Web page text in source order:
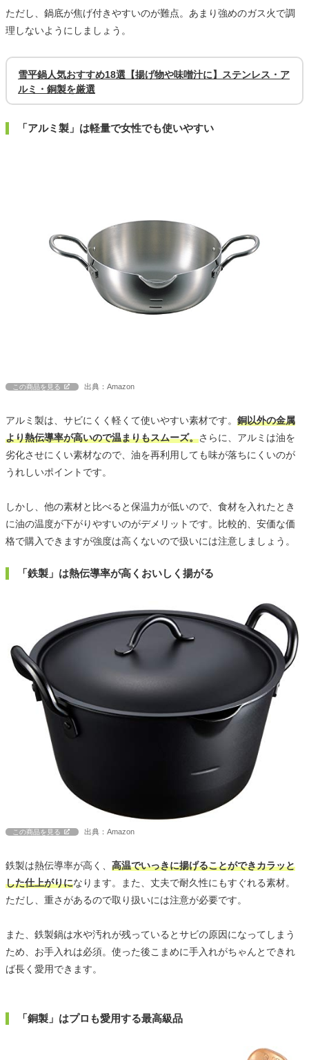
ただし、鍋底が焦げ付きやすいのが難点。あまり強めのガス火で調
理しないようにしましょう。
雪平鍋人気おすすめ18選【揚げ物や味噌汁に】ステンレス・ア
ルミ・銅製を厳選
「アルミ製」は軽量で女性でも使いやすい
この商品を見る 出典：Amazon
アルミ製は、サビにくく軽くて使いやすい素材です。 銅以外の金属
より熱伝導率が高いので温まりもスムーズ。さらに、アルミは油を
劣化させにくい素材なので、油を再利用しても味が落ちにくいのが
うれしいポイントです。
しかし、他の素材と比べると保温力が低いので、食材を入れたとき
に油の温度が下がりやすいのがデメリットです。比較的、安価な価
格で購入できますが強度は高くないので扱いには注意しましょう。
「鉄製」は熱伝導率が高くおいしく揚がる
この商品を見る 出典：Amazon
鉄製は熱伝導率が高く、 高温でいっきに揚げることができカラッと
した仕上がりになります。また、丈夫で耐久性にもすぐれる素材。
ただし、重さがあるので取り扱いには注意が必要です。
また、鉄製鍋は水や汚れが残っているとサビの原因になってしまう
ため、お手入れは必須。使った後こまめに手入れがちゃんとできれ
ば長く愛用できます。
「銅製」はプロも愛用する最高級品